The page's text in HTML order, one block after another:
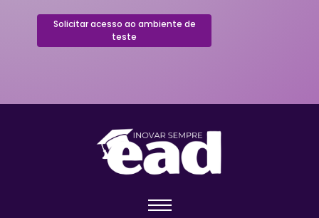
Solicitar acesso ao ambiente de
teste